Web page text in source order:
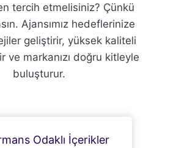
tercih etmelisiniz? Çünkü
Ajansımız hedeflerinize
geliştirir, yüksek kaliteli
ve markanızı doğru kitleyle
buluşturur.
Odaklı İçerikler